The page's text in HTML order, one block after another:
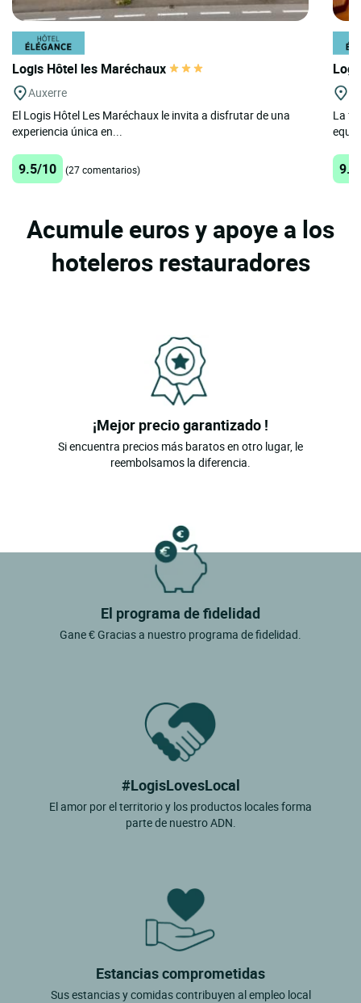
Logis Hôtel les Maréchaux
Auxerre
El Logis Hôtel Les Maréchaux le invita a disfrutar de una
experiencia única en...
9.5/10 (27 comentarios)
La
Acumule euros y apoye a los
hoteleros restauradores
¡Mejor precio garantizado !
Si encuentra precios más baratos en otro lugar, le
reembolsamos la diferencia.
El programa de fidelidad
Gane € Gracias a nuestro programa de fidelidad.
#LogisLovesLocal
El amor por el territorio y los productos locales forma
parte de nuestro ADN.
Estancias comprometidas
Sus estancias y comidas contribuyen al empleo local